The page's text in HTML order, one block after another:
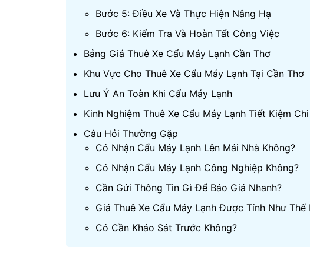
Bước 5: Điều Xe Và Thực Hiện Nâng Hạ
Bước 6: Kiểm Tra Và Hoàn Tất Công Việc
Bảng Giá Thuê Xe Cẩu Máy Lạnh Cần Thơ
Khu Vực Cho Thuê Xe Cẩu Máy Lạnh Tại Cần Thơ
Lưu Ý An Toàn Khi Cẩu Máy Lạnh
Kinh Nghiệm Thuê Xe Cẩu Máy Lạnh Tiết Kiệm
Câu Hỏi Thường Gặp
Có Nhận Cẩu Máy Lạnh Lên Mái Nhà Không?
Có Nhận Cẩu Máy Lạnh Công Nghiệp Không?
Cần Gửi Thông Tin Gì Để Báo Giá Nhanh?
Giá Thuê Xe Cẩu Máy Lạnh Được Tính Như Thế
Có Cần Khảo Sát Trước Không?